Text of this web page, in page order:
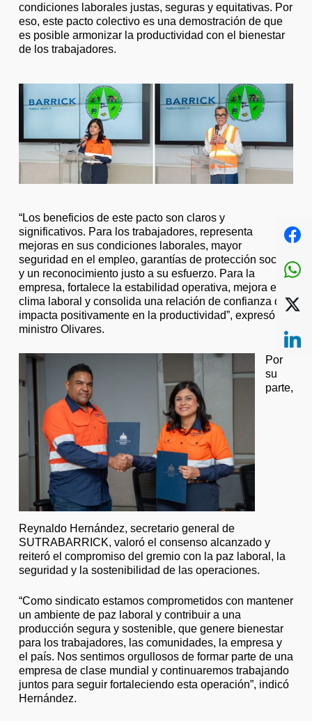
condiciones laborales justas, seguras y equitativas. Por
eso, este pacto colectivo es una demostración de que
es posible armonizar la productividad con el bienestar
de los trabajadores.
“Los beneficios de este pacto son claros y
significativos. Para los trabajadores, representa
mejoras en sus condiciones laborales, mayor
seguridad en el empleo, garantías de protección social
y un reconocimiento justo a su esfuerzo. Para la
empresa, fortalece la estabilidad operativa, mejora el
clima laboral y consolida una relación de confianza que
impacta positivamente en la productividad”, expresó el
ministro Olivares.
Por
su
parte,
Reynaldo Hernández, secretario general de
SUTRABARRICK, valoró el consenso alcanzado y
reiteró el compromiso del gremio con la paz laboral, la
seguridad y la sostenibilidad de las operaciones.
“Como sindicato estamos comprometidos con mantener
un ambiente de paz laboral y contribuir a una
producción segura y sostenible, que genere bienestar
para los trabajadores, las comunidades, la empresa y
el país. Nos sentimos orgullosos de formar parte de una
empresa de clase mundial y continuaremos trabajando
juntos para seguir fortaleciendo esta operación”, indicó
Hernández.